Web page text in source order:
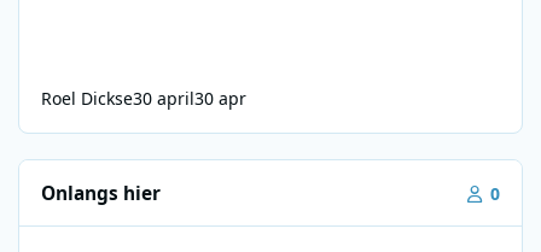
Roel Dickse30 april30 apr
Onlangs hier 0